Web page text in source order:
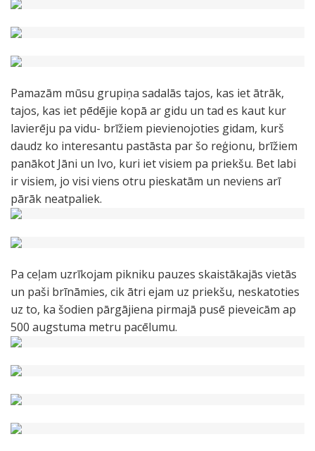
Pamazām mūsu grupiņa sadalās tajos, kas iet ātrāk,
tajos, kas iet pēdējie kopā ar gidu un tad es kaut kur
lavierēju pa vidu- brīžiem pievienojoties gidam, kurš
daudz ko interesantu pastāsta par šo reģionu, brīžiem
panākot Jāni un Ivo, kuri iet visiem pa priekšu. Bet labi
ir visiem, jo visi viens otru pieskatām un neviens arī
pārāk neatpaliek.
Pa ceļam uzrīkojam pikniku pauzes skaistākajās vietās
un paši brīnāmies, cik ātri ejam uz priekšu, neskatoties
uz to, ka šodien pārgājiena pirmajā pusē pieveicām ap
500 augstuma metru pacēlumu.